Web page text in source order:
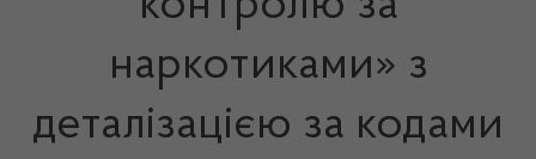
наркотиками» з
деталізацією за кодами